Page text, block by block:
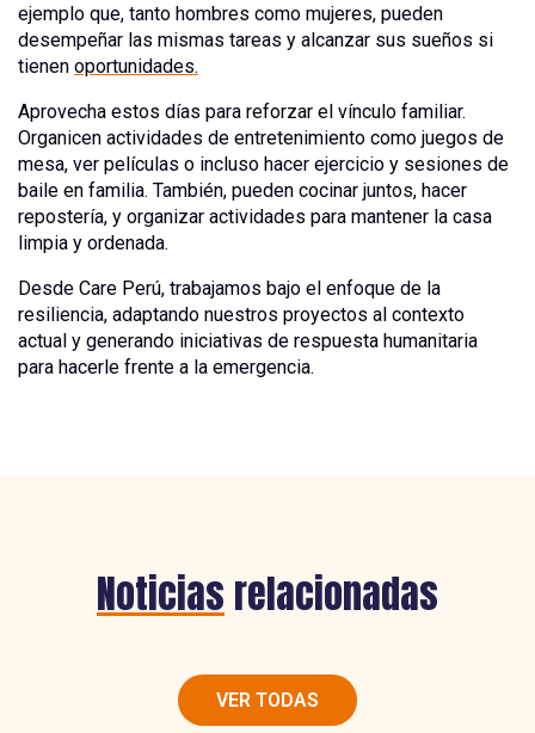
ejemplo que, tanto hombres como mujeres, pueden
desempeñar las mismas tareas y alcanzar sus sueños si
tienen oportunidades.
Aprovecha estos días para reforzar el vínculo familiar.
Organicen actividades de entretenimiento como juegos de
mesa, ver películas o incluso hacer ejercicio y sesiones de
baile en familia. También, pueden cocinar juntos, hacer
repostería, y organizar actividades para mantener la casa
limpia y ordenada.
Desde Care Perú, trabajamos bajo el enfoque de la
resiliencia, adaptando nuestros proyectos al contexto
actual y generando iniciativas de respuesta humanitaria
para hacerle frente a la emergencia.
Noticias relacionadas
VER TODAS